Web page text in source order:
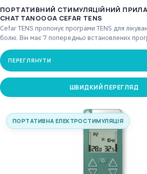
ПОРТАТИВНИЙ СТИМУЛЯЦІЙНИЙ
CHATTANOOGA CEFAR TENS
Cefar TENS пропонує програми TENS для
болю. Він має 7 попередньо встановлених
ПЕРЕГЛЯНУТИ
ШВИДКИЙ ПЕРЕГЛЯД
ПОРТАТИВНА ЕЛЕКТРОСТИМУЛЯЦІЯ